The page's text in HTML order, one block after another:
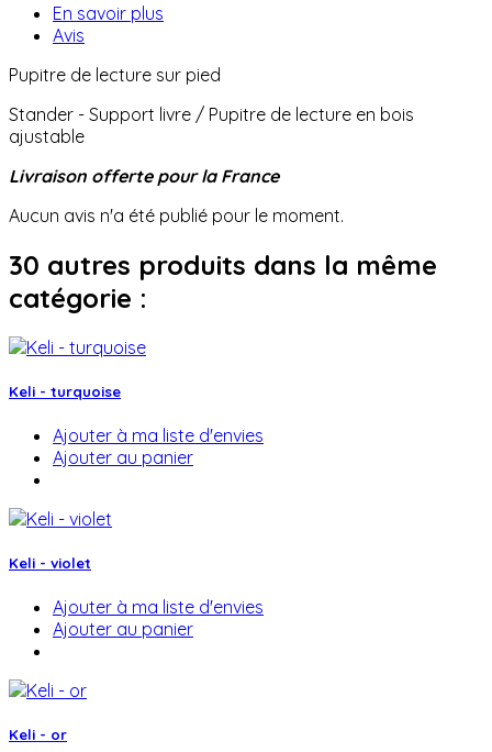
En savoir plus
Avis
Pupitre de lecture sur pied
Stander - Support livre / Pupitre de lecture en bois
ajustable
Livraison offerte pour la France
Aucun avis n'a été publié pour le moment.
30 autres produits dans la même
catégorie :
Keli - turquoise
Ajouter à ma liste d'envies
Ajouter au panier
Keli - violet
Ajouter à ma liste d'envies
Ajouter au panier
Keli - or